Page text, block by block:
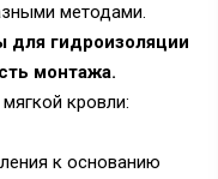
методами.
для гидроизоляции
монтажа.
кровли:
к основанию